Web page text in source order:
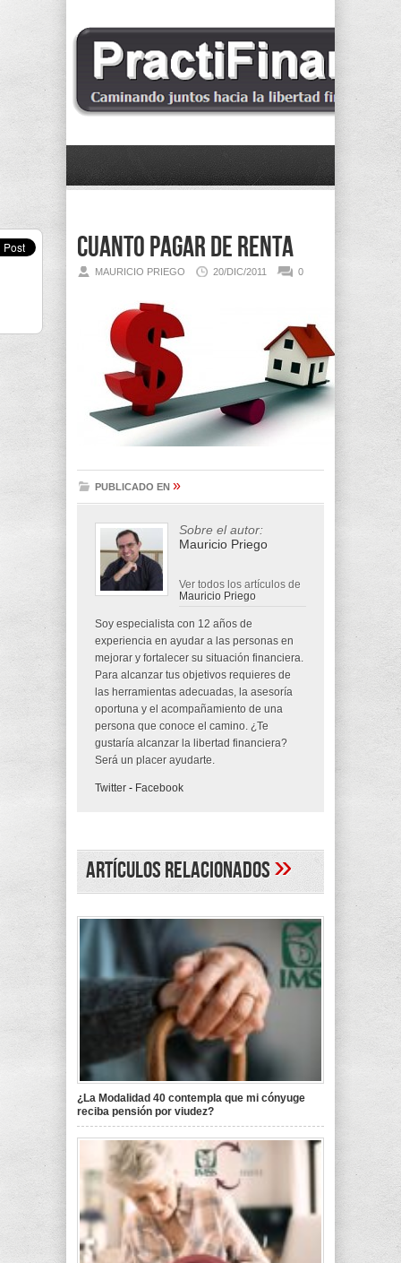
Cuanto pagar de renta
MAURICIO PRIEGO 20/DIC/2011 0
PUBLICADO EN »
Sobre el autor:
Mauricio Priego
Ver todos los artículos de
Mauricio Priego
Soy especialista con 12 años de
experiencia en ayudar a las personas en
mejorar y fortalecer su situación financiera.
Para alcanzar tus objetivos requieres de
las herramientas adecuadas, la asesoría
oportuna y el acompañamiento de una
persona que conoce el camino. ¿Te
gustaría alcanzar la libertad financiera?
Será un placer ayudarte.
Twitter - Facebook
Artículos Relacionados»
¿La Modalidad 40 contempla que mi cónyuge
reciba pensión por viudez?